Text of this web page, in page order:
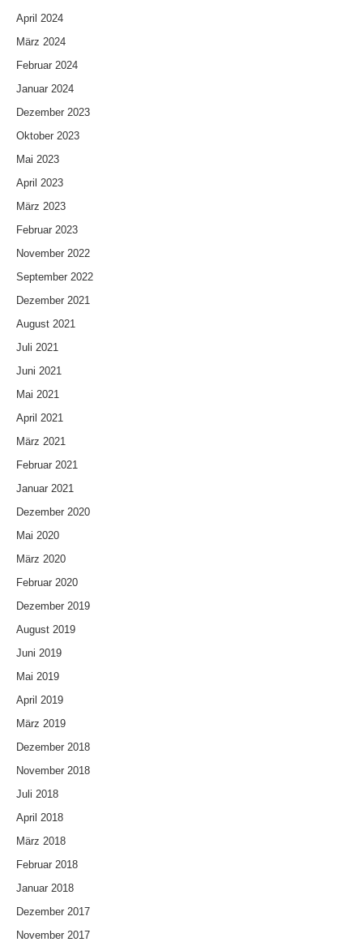
April 2024
März 2024
Februar 2024
Januar 2024
Dezember 2023
Oktober 2023
Mai 2023
April 2023
März 2023
Februar 2023
November 2022
September 2022
Dezember 2021
August 2021
Juli 2021
Juni 2021
Mai 2021
April 2021
März 2021
Februar 2021
Januar 2021
Dezember 2020
Mai 2020
März 2020
Februar 2020
Dezember 2019
August 2019
Juni 2019
Mai 2019
April 2019
März 2019
Dezember 2018
November 2018
Juli 2018
April 2018
März 2018
Februar 2018
Januar 2018
Dezember 2017
November 2017